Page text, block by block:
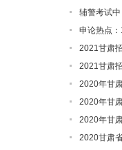
辅警考试
申论热点
2021甘肃
2021甘肃
2020年甘
2020年甘
2020年甘
2020甘肃